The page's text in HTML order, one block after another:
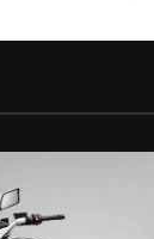
Jön még kép!